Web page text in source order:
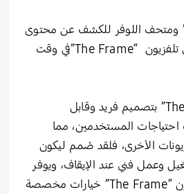
اللوفر للكشف عن محتوى
حصري آخر لمستخدمي تلفزيون “The Frame”في وقت
يتميز تلفزيون The Frame” بتصميم فريد وقابل
المستخدمين، مما
الأخرى، فلقد صُمم ليكون
وعمل فني عند الإيقاف، ويوفر
إصدار 2021 من تلفزيون “The Frame” خيارات مخصصة